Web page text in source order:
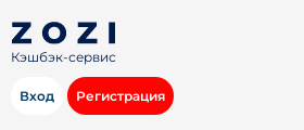
Кэшбэк-сервис
Вход Регистрация